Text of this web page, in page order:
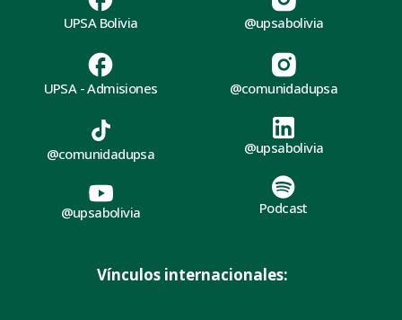
UPSA Bolivia
UPSA - Admisiones
@upsabolivia
@comunidadupsa
@comunidadupsa
@upsabolivia
@upsabolivia
Podcast
Vínculos internacionales: